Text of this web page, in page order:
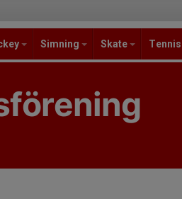
Simning Skate Tennis